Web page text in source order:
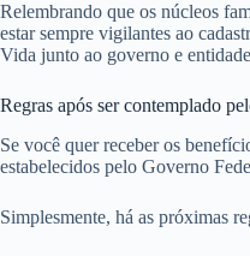
Relembrando que os núcleos
estar sempre vigilantes ao
Vida junto ao governo e
Regras após ser contemplado
Se você quer receber os
estabelecidos pelo Governo
Simplesmente, há as próximas